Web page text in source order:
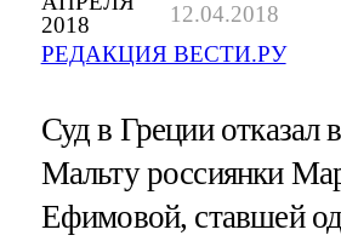
2018
12.04.2018
РЕДАКЦИЯ ВЕСТИ.РУ
Суд в Греции отказал
Мальту россиянки
Ефимовой, ставшей